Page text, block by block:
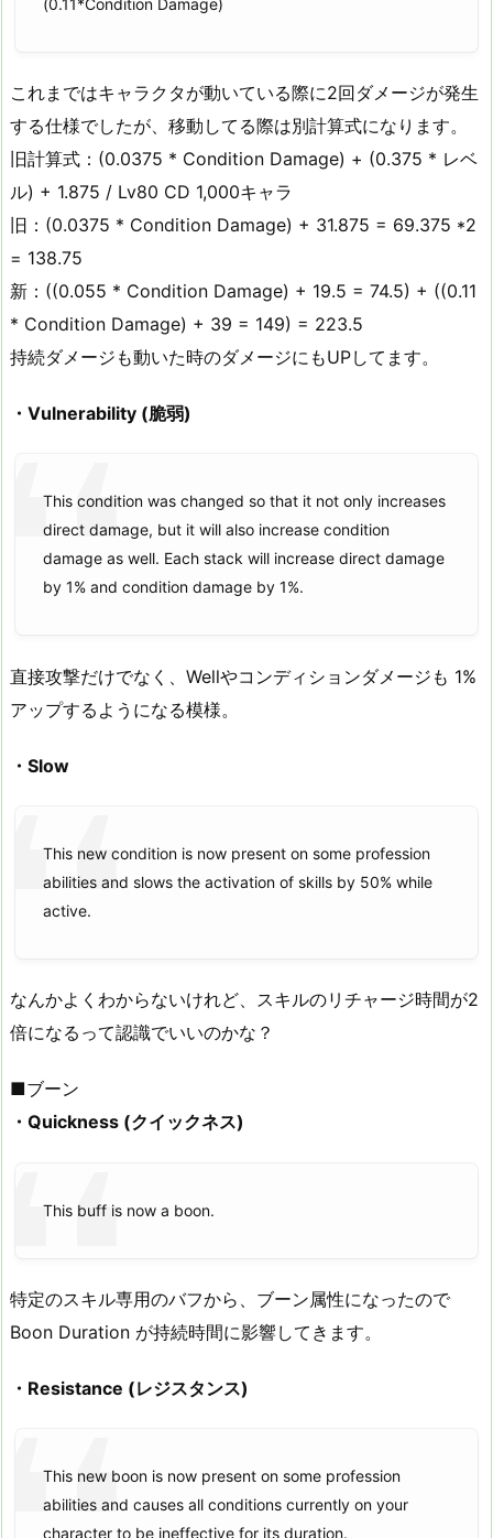
これまではキャラクタが動いている際に2回ダメージが発生
する仕様でしたが、移動してる際は別計算式になります。
旧計算式：(0.0375 * Condition Damage) + (0.375 * レベ
ル) + 1.875 / Lv80 CD 1,000キャラ
旧：(0.0375 * Condition Damage) + 31.875 = 69.375 *2
= 138.75
新：((0.055 * Condition Damage) + 19.5 = 74.5) + ((0.11
* Condition Damage) + 39 = 149) = 223.5
持続ダメージも動いた時のダメージにもUPしてます。
・Vulnerability (脆弱)
This condition was changed so that it not only increases
direct damage, but it will also increase condition
damage as well. Each stack will increase direct damage
by 1% and condition damage by 1%.
直接攻撃だけでなく、Wellやコンディションダメージも 1%
アップするようになる模様。
・Slow
This new condition is now present on some profession
abilities and slows the activation of skills by 50% while
active.
なんかよくわからないけれど、スキルのリチャージ時間が2
倍になるって認識でいいのかな？
■ブーン
・Quickness (クイックネス)
This buff is now a boon.
特定のスキル専用のバフから、ブーン属性になったので
Boon Duration が持続時間に影響してきます。
・Resistance (レジスタンス)
This new boon is now present on some profession
abilities and causes all conditions currently on your
character to be ineffective for its duration.